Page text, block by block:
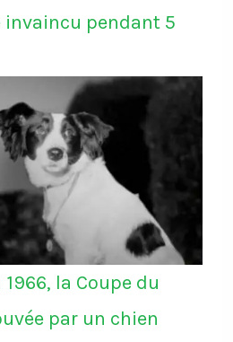
invaincu pendant 5
1966, la Coupe du
par un chien